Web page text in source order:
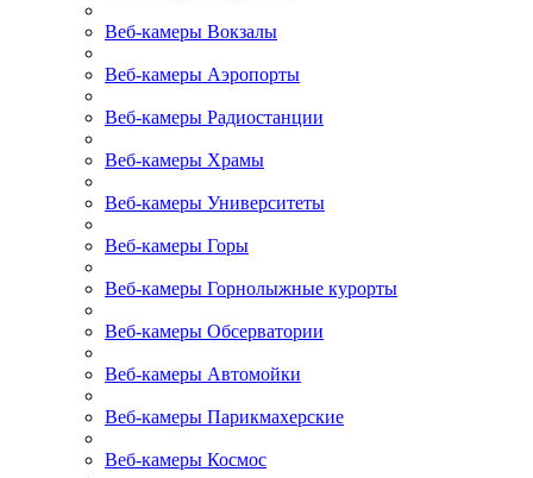
Веб-камеры Вокзалы
Веб-камеры Аэропорты
Веб-камеры Радиостанции
Веб-камеры Храмы
Веб-камеры Университеты
Веб-камеры Горы
Веб-камеры Горнолыжные курорты
Веб-камеры Обсерватории
Веб-камеры Автомойки
Веб-камеры Парикмахерские
Веб-камеры Космос